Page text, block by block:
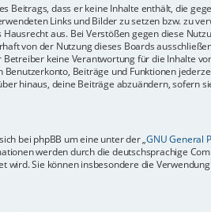
Beitrags, dass er keine Inhalte enthält, die
Links und Bilder zu setzen bzw. zu
aus. Bei Verstößen gegen diese
von der Nutzung dieses Boards
Betreiber keine Verantwortung für die Inhalte
Beiträge und Funktionen
hinaus, deine Beiträge abzuändern, sofern
bei phpBB um eine unter der „GNU General
werden durch die deutschsprachige
wird. Sie können insbesondere die